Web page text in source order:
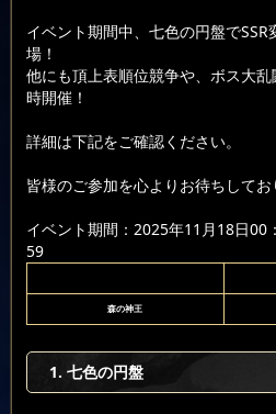
イベント期間中、七色の円盤で
場！
他にも頂上表順位競争や、ボス大
時開催！
詳細は下記をご確認ください。
皆様のご参加を心よりお待ちしてお
イベント期間：2025年11月18日00
59
森の神王
1. 七色の円盤